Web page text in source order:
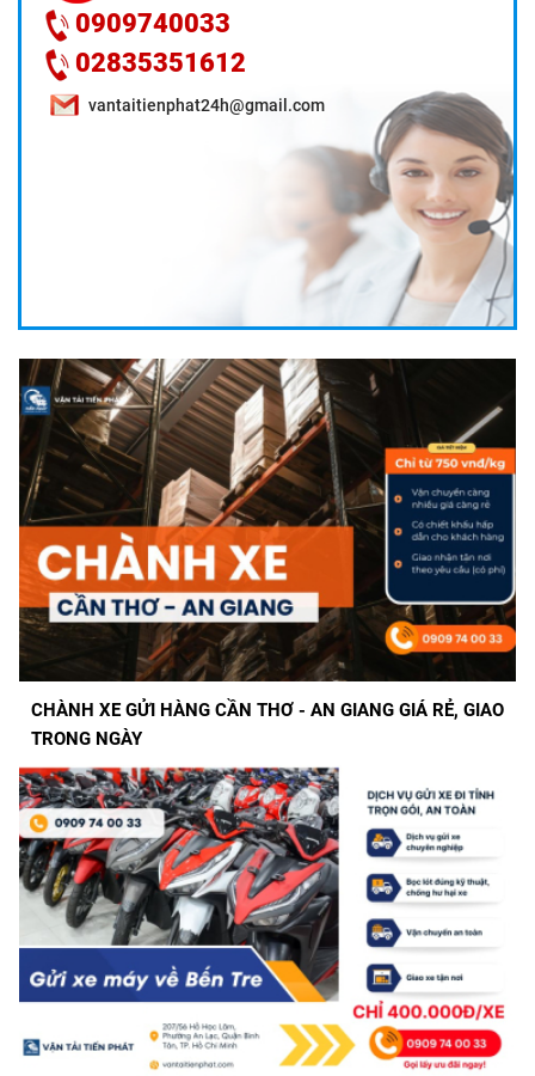
0909740033
02835351612
vantaitienphat24h@gmail.com
DỊCH VỤ CHUYỂN VĂN PHÒNG TRỌN GÓI TẠI CẦN THƠ
GIÁ RẺ
CHÀNH XE GỬI HÀNG CẦN THƠ - AN GIANG GIÁ RẺ, GIAO
TRONG NGÀY